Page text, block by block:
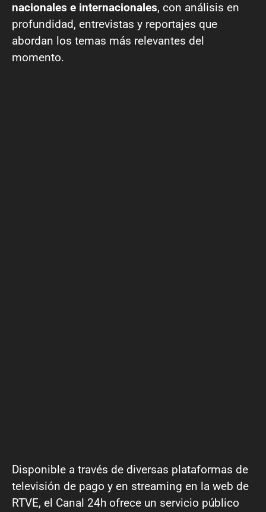
nacionales e internacionales, con análisis en
profundidad, entrevistas y reportajes que
abordan los temas más relevantes del
momento.
Disponible a través de diversas plataformas de
televisión de pago y en streaming en la web de
RTVE, el Canal 24h ofrece un servicio público